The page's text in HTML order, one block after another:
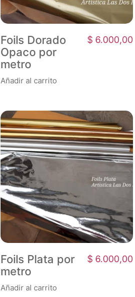
Foils Dorado
Opaco por
metro
Añadir al carrito
$6.000,00
Foils Plata por
metro
Añadir al carrito
$6.000,00